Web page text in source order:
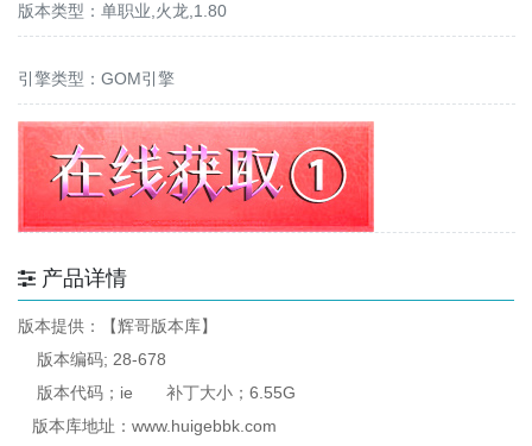
版本类型：单职业,火龙,1.80
引擎类型：GOM引擎
产品详情
版本提供：【辉哥版本库】
版本编码; 28-678
版本代码；ie 补丁大小；6.55G
版本库地址：www.huigebbk.com